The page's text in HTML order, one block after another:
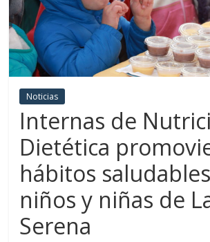
Noticias
Internas de
Dietética
hábitos
niños y niñas de
Serena